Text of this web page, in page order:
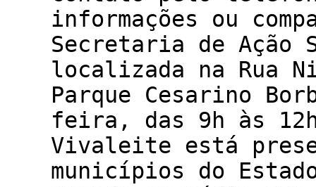
informações ou
Secretaria de Ação
localizada na Rua
Parque Cesarino
feira, das 9h às
Vivaleite está
municípios do